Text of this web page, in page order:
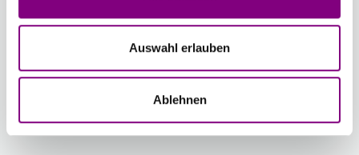
Auswahl erlauben
Ablehnen
Voraussichtliche Lieferzeit: 3-7 Werktage
Wie werde ich Mitglied?
Kasse mit nur einem Tastendruck! Sind Sie
bereits Mitglied, erhalten Sie Rabattpreise
automatisch an der Kasse.Mehr